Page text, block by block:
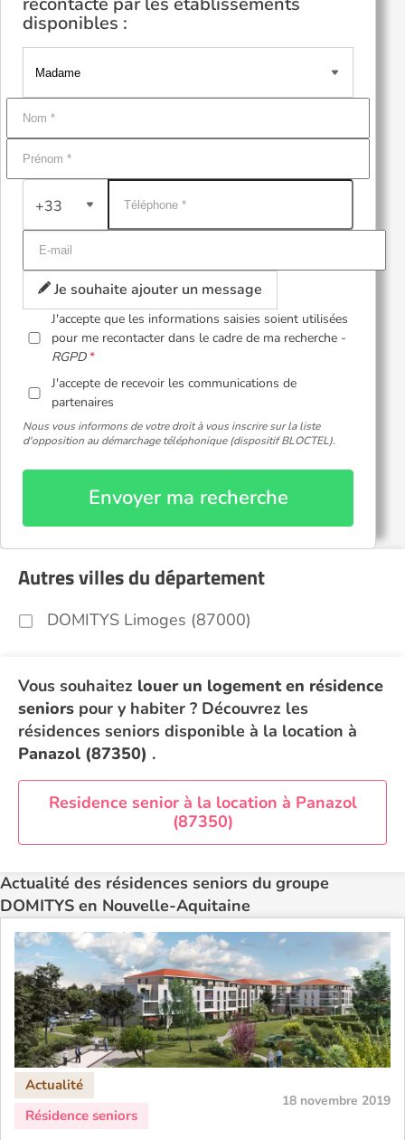
disponibles :
+33
Je souhaite ajouter un message
J'accepte que les informations saisies soient utilisées
pour me recontacter dans le cadre de ma recherche -
RGPD
J'accepte de recevoir les communications de
partenaires
Nous vous informons de votre droit à vous inscrire sur la liste
d'opposition au démarchage téléphonique (dispositif BLOCTEL).
Envoyer ma recherche
Autres villes du département
DOMITYS Limoges (87000)
Vous souhaitez louer un logement en résidence
seniors pour y habiter ? Découvrez les
résidences seniors disponible à la location à
Panazol (87350) .
Residence senior à la location à Panazol
(87350)
Actualité des résidences seniors du groupe
DOMITYS en Nouvelle-Aquitaine
18 novembre 2019